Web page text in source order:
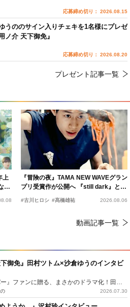
上
い
『冒険の夜』TAMA NEW WAVEグラン
プリ受賞作が公開へ 『still dark』と同
#古川ヒロシ #髙橋雄祐 2026.08.06
動画記事一覧
下御免』田村ツトム×沙倉ゆうのインタビ
『侍タイムスリッパー』ファンに贈る、まさかのドラマ化！田村ツトム×沙倉ゆうのが語る『心配無用ノ介』撮影秘話
2026.07.30
応募締め切り： 2026.08.15
うののサイン入りチェキを1名様にプレゼ
ノ介 天下御免』
応募締め切り： 2026.08.20
プレゼント記事一覧